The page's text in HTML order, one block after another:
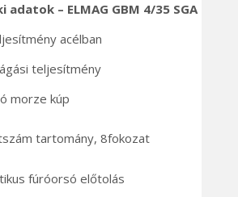
adatok – ELMAG GBM 4/35 SGA
acélban
teljesítmény
morze kúp
tartomány, 8fokozat
fúróorsó előtolás